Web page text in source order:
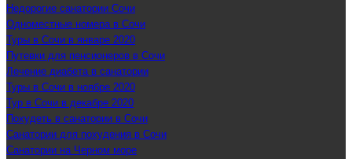
Недорогие санатории Сочи
Одноместные номера в Сочи
Туры в Сочи в январе 2020
Путевки для пенсионеров в Сочи
Лечение диабета в санатории
Туры в Сочи в ноябре 2020
Тур в Сочи в декабре 2020
Похудеть в санатории в Сочи
Санатории для похудения в Сочи
Санатории на Черном море